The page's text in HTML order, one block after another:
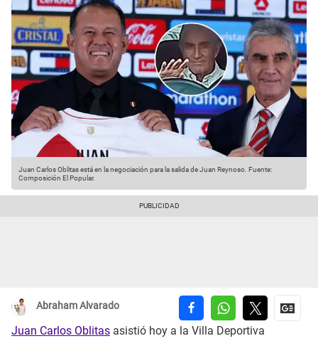
Juan Carlos Oblitas está en la negociación para la salida de Juan Reynoso. Fuente:
Composición El Popular.
Abraham Alvarado
Juan Carlos Oblitas asistió hoy a la Villa Deportiva